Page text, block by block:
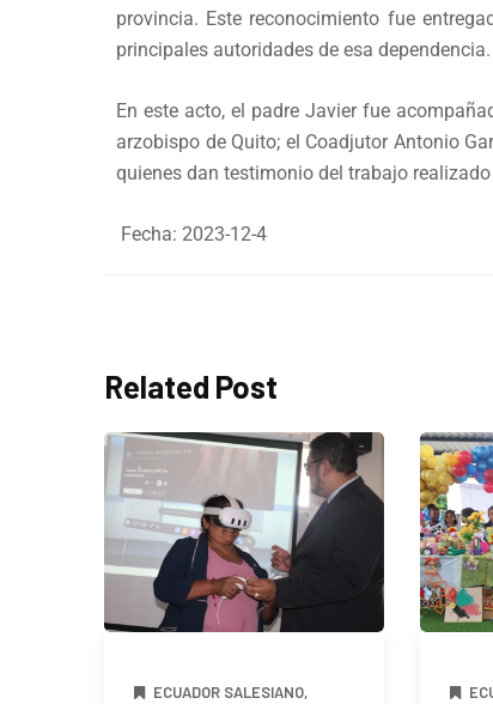
provincia. Este reconocimiento fue
principales autoridades de esa dependencia.
En este acto, el padre Javier fue
arzobispo de Quito; el Coadjutor Antonio
quienes dan testimonio del trabajo
Fecha: 2023-12-4
Related Post
ECUADOR SALESIANO,